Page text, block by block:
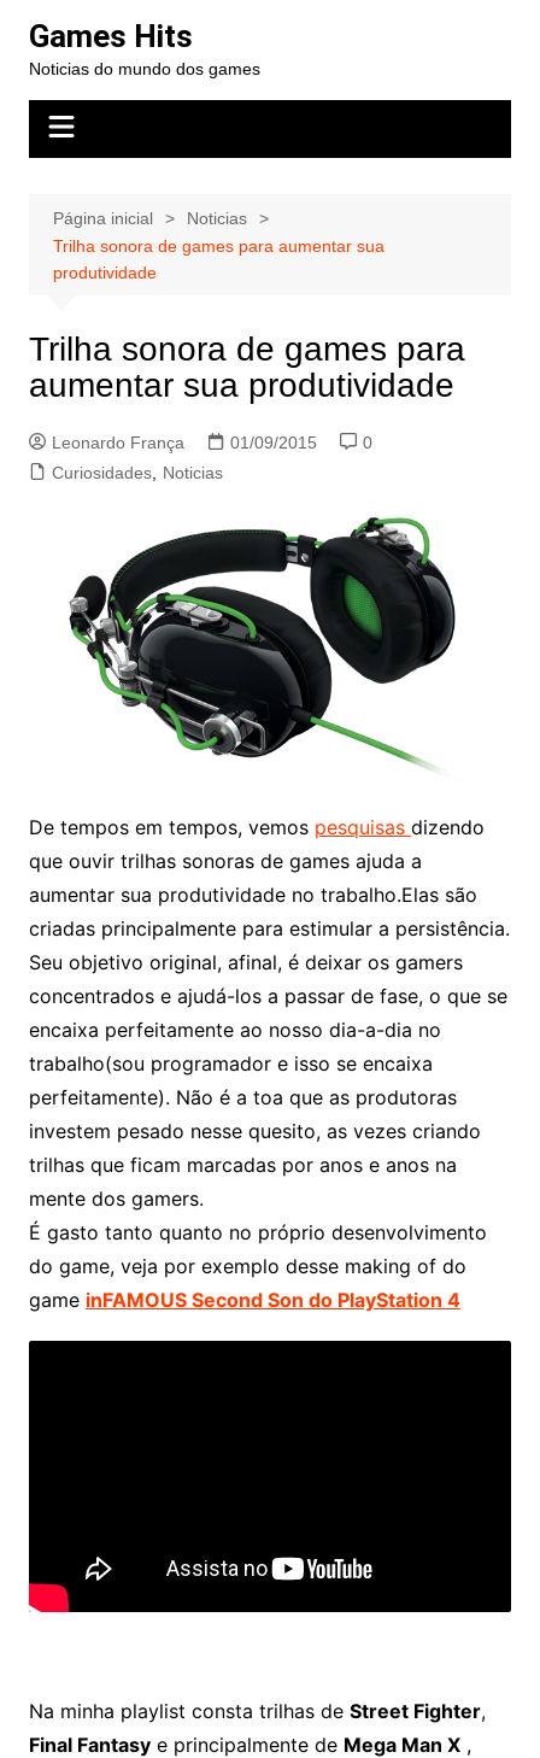
para
conteúdo
Games Hits
Noticias do mundo dos games
Página inicial
Noticias
Trilha sonora de games para aumentar sua
produtividade
Trilha sonora de games para
aumentar sua produtividade
Leonardo França 01/09/2015
0
Curiosidades, Noticias
De tempos em tempos, vemos pesquisas dizendo
que ouvir trilhas sonoras de games ajuda a
aumentar sua produtividade no trabalho.Elas são
criadas principalmente para estimular a persistência.
Seu objetivo original, afinal, é deixar os gamers
concentrados e ajudá-los a passar de fase, o que se
encaixa perfeitamente ao nosso dia-a-dia no
trabalho(sou programador e isso se encaixa
perfeitamente). Não é a toa que as produtoras
investem pesado nesse quesito, as vezes criando
trilhas que ficam marcadas por anos e anos na
mente dos gamers.
É gasto tanto quanto no próprio desenvolvimento
do game, veja por exemplo desse making of do
game inFAMOUS Second Son do PlayStation 4
Na minha playlist consta trilhas de Street Fighter,
Final Fantasye principalmente de Mega Man X,